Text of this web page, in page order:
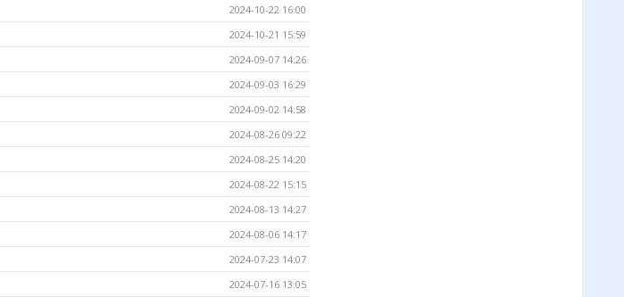
2024-10-22 16:00
2024-10-21 15:59
2024-09-07 14:26
2024-09-03 16:29
2024-09-02 14:58
2024-08-26 09:22
2024-08-25 14:20
2024-08-22 15:15
2024-08-13 14:27
2024-08-06 14:17
2024-07-23 14:07
2024-07-16 13:05